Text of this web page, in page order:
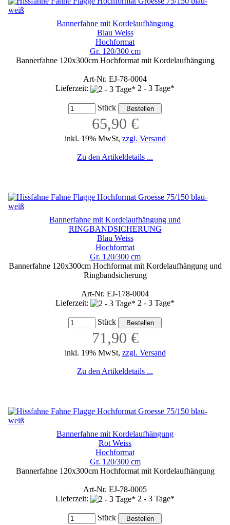
Bannerfahne mit Kordelaufhängung
Blau Weiss
Hochformat
Gr. 120/300 cm
Bannerfahne 120x300cm Hochformat mit Kordelaufhängung
Art-Nr. EJ-78-0004
Lieferzeit:
2 - 3 Tage*
Stück
65,90 €
inkl. 19% MwSt, zzgl. Versand
Zu den Artikeldetails ...
Bannerfahne mit Kordelaufhängung und
RINGBANDSICHERUNG
Blau Weiss
Hochformat
Gr. 120/300 cm
Bannerfahne 120x300cm Hochformat mit Kordelaufhängung und
Ringbandsicherung
Art-Nr. EJ-178-0004
Lieferzeit:
2 - 3 Tage*
Stück
71,90 €
inkl. 19% MwSt, zzgl. Versand
Zu den Artikeldetails ...
Bannerfahne mit Kordelaufhängung
Rot Weiss
Hochformat
Gr. 120/300 cm
Bannerfahne 120x300cm Hochformat mit Kordelaufhängung
Art-Nr. EJ-78-0005
Lieferzeit:
2 - 3 Tage*
Stück